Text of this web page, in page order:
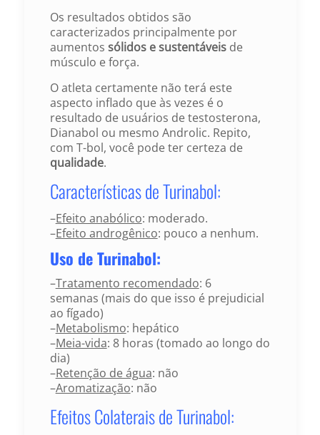
Os resultados obtidos são
caracterizados principalmente por
aumentos sólidos e sustentáveisde
músculo e força.
O atleta certamente não terá este
aspecto inflado que às vezes é o
resultado de usuários de testosterona,
Dianabol ou mesmo Androlic. Repito,
com T-bol, você pode ter certeza de
qualidade.
Características de Turinabol:
–Efeito anabólico: moderado.
–Efeito androgênico: pouco a nenhum.
Uso de Turinabol:
–Tratamento recomendado: 6
semanas (mais do que isso é prejudicial
ao fígado)
–Metabolismo: hepático
–Meia-vida: 8 horas (tomado ao longo do
dia)
–Retenção de água: não
–Aromatização: não
Efeitos Colaterais de Turinabol: